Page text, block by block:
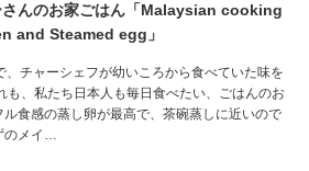
さんのお家ごはん「Malaysian cooking
and Steamed egg」
チャーシェフが幼いころから食べていた味を
も、私たち日本人も毎日食べたい、ごはんのお
食感の蒸し卵が最高で、茶碗蒸しに近いので
のメイ…